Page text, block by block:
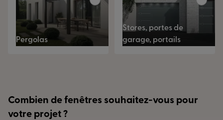
Pergolas
Stores, portes de
garage, portails
Combien de fenêtres souhaitez-vous pour
votre projet ?